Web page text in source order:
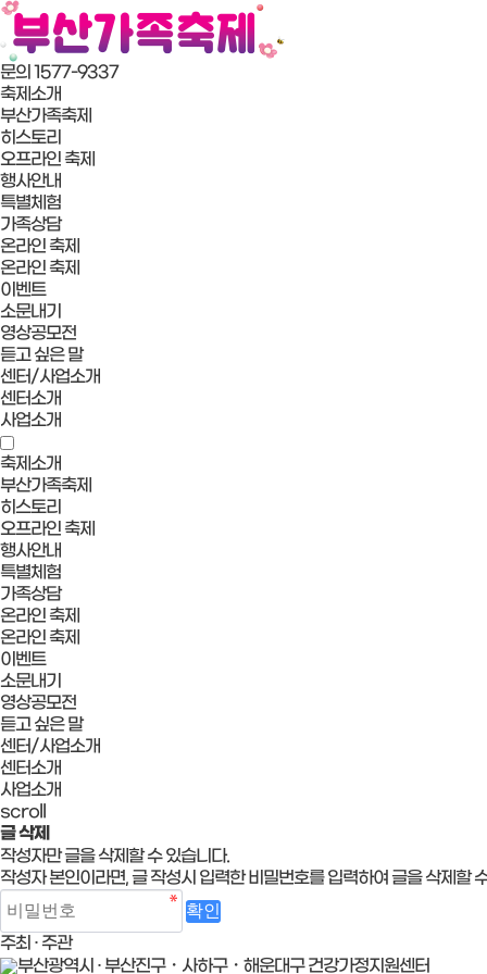
문의 1577-9337
축제소개
부산가족축제
히스토리
오프라인 축제
행사안내
특별체험
가족상담
온라인 축제
온라인 축제
이벤트
소문내기
영상공모전
듣고 싶은 말
센터/사업소개
센터소개
사업소개
축제소개
부산가족축제
히스토리
오프라인 축제
행사안내
특별체험
가족상담
온라인 축제
온라인 축제
이벤트
소문내기
영상공모전
듣고 싶은 말
센터/사업소개
센터소개
사업소개
scroll
글 삭제
작성자만 글을 삭제할 수 있습니다.
작성자 본인이라면, 글 작성시 입력한 비밀번호를 입력하여 글을 삭제할
주최 · 주관
부산광역시 · 부산진구・사하구・해운대구 건강가정지원센터